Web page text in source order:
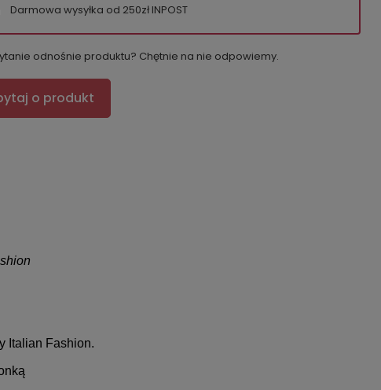
Darmowa wysyłka od 250zł INPOST
odnośnie produktu? Chętnie na nie odpowiemy.
o produkt
Italian Fashion.